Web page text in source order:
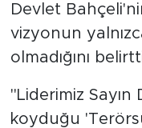
Devlet
vizyonun
olmadığını
"Liderimiz
koyduğu